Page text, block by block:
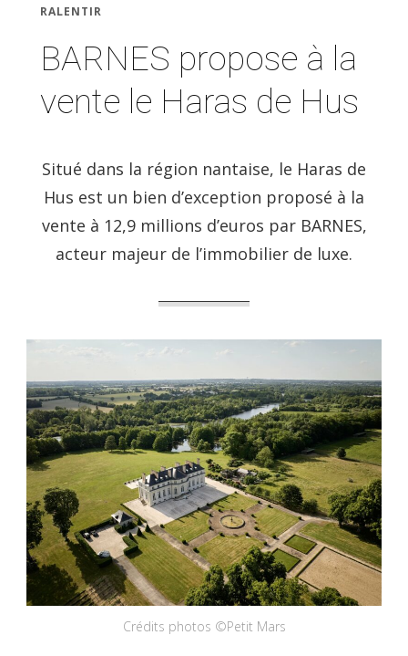
RALENTIR
BARNES propose à la
vente le Haras de Hus
Situé dans la région nantaise, le Haras de
Hus est un bien d’exception proposé à la
vente à 12,9 millions d’euros par BARNES,
acteur majeur de l’immobilier de luxe.
Crédits photos ©Petit Mars